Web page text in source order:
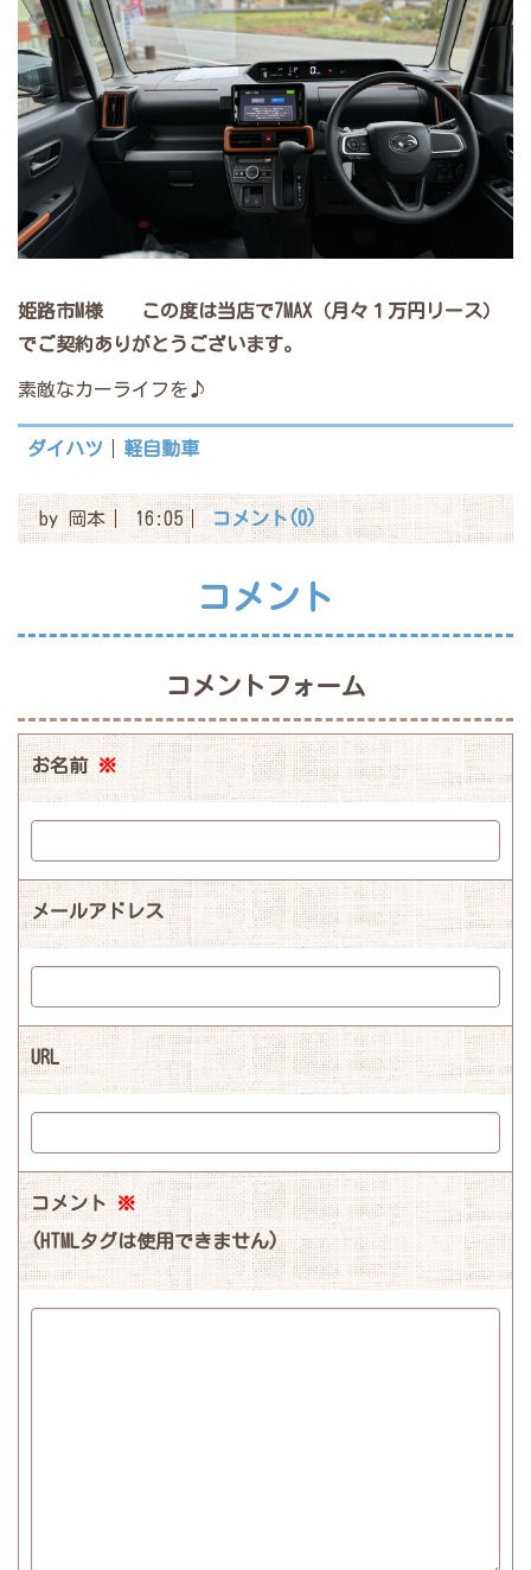
姫路市M様
この度は当店で7MAX（月々１万円リース）
でご契約ありがとうございます。
素敵なカーライフを♪
ダイハツ 軽自動車
by岡本 16:05 コメント(0)
コメント
コメントフォーム
お名前 ※
メールアドレス
URL
コメント※
(HTMLタグは使用できません)